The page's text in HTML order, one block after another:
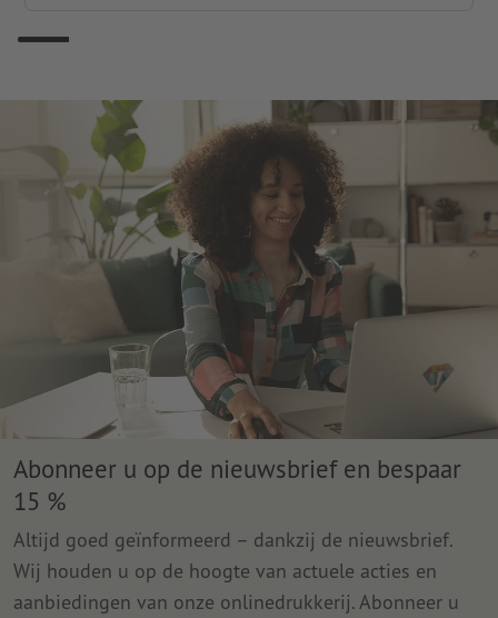
Abonneer u op de nieuwsbrief en bespaar
15 %
Altijd goed geïnformeerd – dankzij de nieuwsbrief.
Wij houden u op de hoogte van actuele acties en
aanbiedingen van onze onlinedrukkerij. Abonneer u